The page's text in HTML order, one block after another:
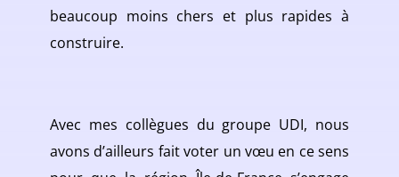
beaucoup moins chers et plus rapides à
construire.
Avec mes collègues du groupe UDI, nous
avons d’ailleurs fait voter un vœu en ce sens